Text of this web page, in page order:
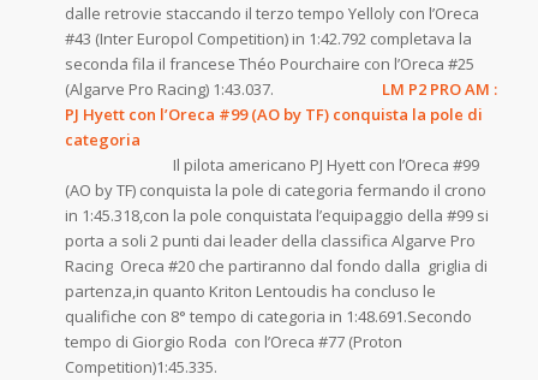
dalle retrovie staccando il terzo tempo Yelloly con l’Oreca
#43 (Inter Europol Competition) in 1:42.792 completava la
seconda fila il francese Théo Pourchaire con l’Oreca #25
(Algarve Pro Racing) 1:43.037. LM P2 PRO AM :
PJ Hyett con l’Oreca #99 (AO by TF) conquista la pole di
categoria
Il pilota americano PJ Hyett con l’Oreca #99
(AO by TF) conquista la pole di categoria fermando il crono
in 1:45.318,con la pole conquistata l’equipaggio della #99 si
porta a soli 2 punti dai leader della classifica Algarve Pro
Racing Oreca #20 che partiranno dal fondo dalla griglia di
partenza,in quanto Kriton Lentoudis ha concluso le
qualifiche con 8° tempo di categoria in 1:48.691.Secondo
tempo di Giorgio Roda con l’Oreca #77 (Proton
Competition)1:45.335.